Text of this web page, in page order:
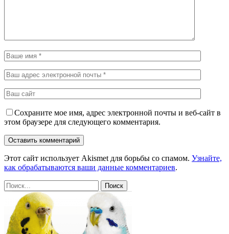
Сохраните мое имя, адрес электронной почты и веб-сайт в
этом браузере для следующего комментария.
Этот сайт использует Akismet для борьбы со спамом. Узнайте,
как обрабатываются ваши данные комментариев.